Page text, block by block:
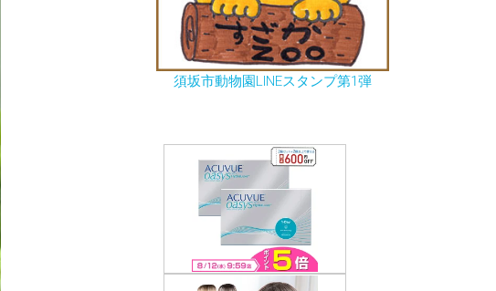
須坂市動物園LINEスタンプ第1弾